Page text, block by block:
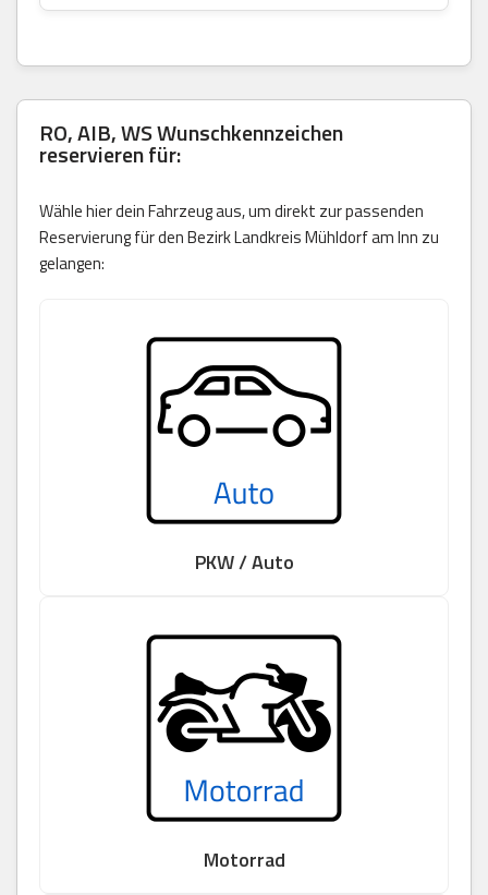
RO, AIB, WS Wunschkennzeichen
reservieren für:
Wähle hier dein Fahrzeug aus, um direkt zur passenden
Reservierung für den Bezirk Landkreis Mühldorf am Inn zu
gelangen:
PKW / Auto
Motorrad